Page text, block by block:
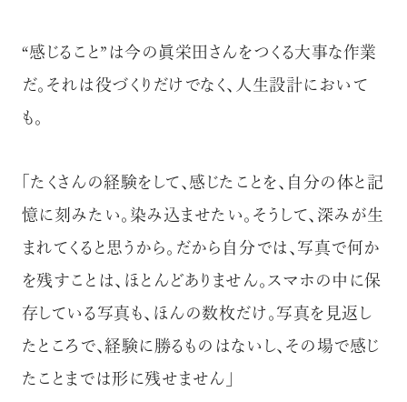
“感じること”は今の眞栄田さんをつくる大事な作業
だ。それは役づくりだけでなく、人生設計において
も。
「たくさんの経験をして、感じたことを、自分の体と記
憶に刻みたい。染み込ませたい。そうして、深みが生
まれてくると思うから。だから自分では、写真で何か
を残すことは、ほとんどありません。スマホの中に保
存している写真も、ほんの数枚だけ。写真を見返し
たところで、経験に勝るものはないし、その場で感じ
たことまでは形に残せません」